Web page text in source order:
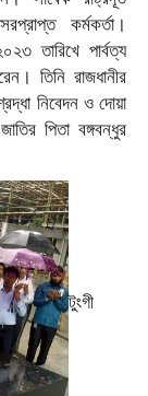
কর্মকর্তা।
তারিখে পার্বত্য
তিনি রাজধানীর
নিবেদন ও দোয়া
পিতা বঙ্গবন্ধুর
টুংগী